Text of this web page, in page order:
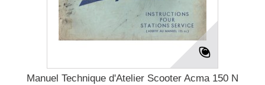
Manuel Technique d'Atelier Scooter Acma 150 N